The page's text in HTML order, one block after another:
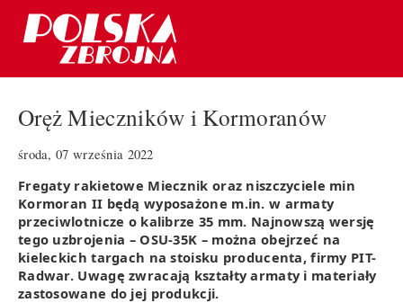
Oręż Mieczników i Kormoranów
środa, 07 września 2022
Fregaty rakietowe Miecznik oraz niszczyciele min
Kormoran II będą wyposażone m.in. w armaty
przeciwlotnicze o kalibrze 35 mm. Najnowszą wersję
tego uzbrojenia – OSU-35K – można obejrzeć na
kieleckich targach na stoisku producenta, firmy PIT-
Radwar. Uwagę zwracają kształty armaty i materiały
zastosowane do jej produkcji.